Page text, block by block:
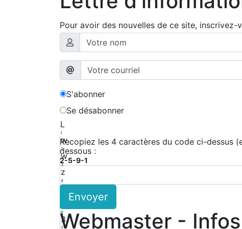
Pour avoir des nouvelles de ce site, inscrivez-
S'abonner
Se désabonner
L
1
w
2
w
3
z
4
e
6
3
7
Recopiez les 4 caractères du code ci-dessus
dessous :
2-5-9-1
Envoyer
Webmaster - Infos